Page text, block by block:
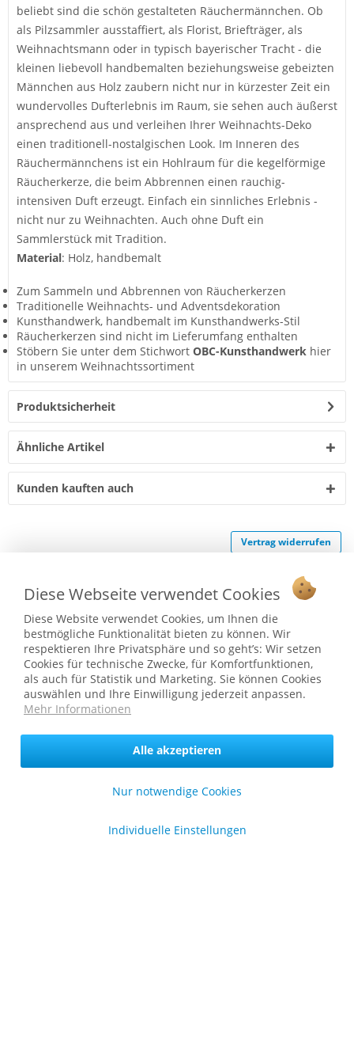
beliebt sind die schön gestalteten Räuchermännchen. Ob
als Pilzsammler ausstaffiert, als Florist, Briefträger, als
Weihnachtsmann oder in typisch bayerischer Tracht - die
kleinen liebevoll handbemalten beziehungsweise gebeizten
Männchen aus Holz zaubern nicht nur in kürzester Zeit ein
wundervolles Dufterlebnis im Raum, sie sehen auch äußerst
ansprechend aus und verleihen Ihrer Weihnachts-Deko
einen traditionell-nostalgischen Look. Im Inneren des
Räuchermännchens ist ein Hohlraum für die kegelförmige
Räucherkerze, die beim Abbrennen einen rauchig-
intensiven Duft erzeugt. Einfach ein sinnliches Erlebnis -
nicht nur zu Weihnachten. Auch ohne Duft ein
Sammlerstück mit Tradition.
Material: Holz, handbemalt
Zum Sammeln und Abbrennen von Räucherkerzen
Traditionelle Weihnachts- und Adventsdekoration
Kunsthandwerk, handbemalt im Kunsthandwerks-Stil
Räucherkerzen sind nicht im Lieferumfang enthalten
Stöbern Sie unter dem Stichwort OBC-Kunsthandwerk hier
in unserem Weihnachtssortiment
Produktsicherheit
Ähnliche Artikel
Kunden kauften auch
Vertrag widerrufen
Service Hotline
Shop Service
Informationen
* bei Paketversand. Alle Preise inkl. gesetzl. Mehrwertsteuer zzgl.
Copyright © afp marketing gmbh - Alle Rechte vorbehalten
Sicher zahlen in unserem Onlineshop
Diese Webseite verwendet Cookies
Diese Website verwendet Cookies, um Ihnen die
bestmögliche Funktionalität bieten zu können. Wir
respektieren Ihre Privatsphäre und so geht’s: Wir setzen
Cookies für technische Zwecke, für Komfortfunktionen,
als auch für Statistik und Marketing. Sie können Cookies
auswählen und Ihre Einwilligung jederzeit anpassen.
Mehr Informationen
Nur notwendige Cookies
Alle akzeptieren
Individuelle Einstellungen